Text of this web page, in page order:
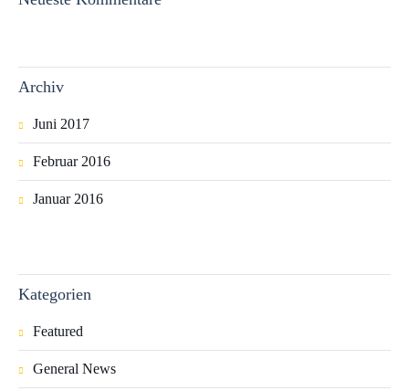
Archiv
Juni 2017
Februar 2016
Januar 2016
Kategorien
Featured
General News